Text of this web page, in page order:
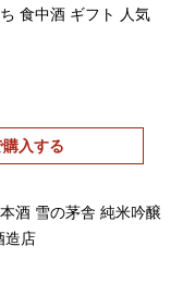
食中酒 ギフト 人気
入する
酒 雪の茅舎 純米吟醸
造店